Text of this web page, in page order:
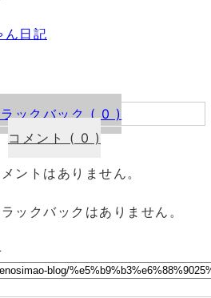
ん日記
ラックバック ( 0 )
コメント ( 0 )
ントはありません。
ックバックはありません。